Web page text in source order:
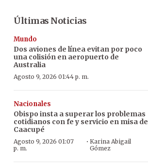
Últimas Noticias
Mundo
Dos aviones de línea evitan por poco
una colisión en aeropuerto de
Australia
Agosto 9, 2026 01:44 p. m.
Nacionales
Obispo insta a superar los problemas
cotidianos con fe y servicio en misa de
Caacupé
Agosto 9, 2026 01:07
p. m.
·Karina Abigail
Gómez